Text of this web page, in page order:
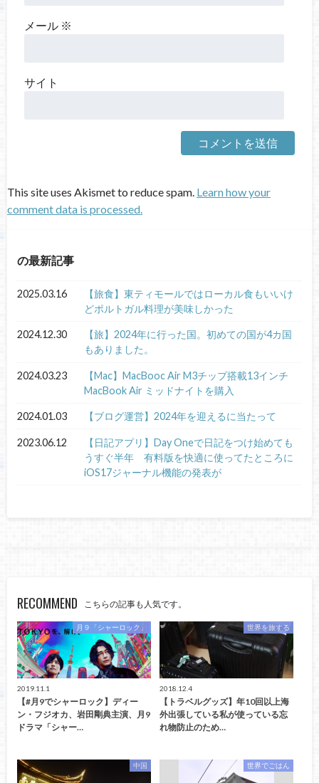
メール ※
サイト
This site uses Akismet to reduce spam. Learn how your
comment data is processed.
の最新記事
2025.03.16
【旅食】東ティモールではローカル食もいいけ
どポルトガル料理が美味しかった
2024.12.30
【旅】2024年に行った国。初めての国が4カ国
もありました。
2024.03.23
【Mac】MacBooc Air M3チップ搭載13インチ
MacBook Air ミッドナイトを購入
2024.01.03 【ブログ運営】2024年を迎えるに当たって
2023.06.12
【日記アプリ】Day Oneで日記をつけ始めても
うすぐ半年 有料版を快適に使ってたところに
iOS17ジャーナル機能の発表が
RECOMMEND こちらの記事も人気です。
月９「シャーロック」
2019.11.1
【#月9でシャーロック】ディー
ン・フジオカ、岩田剛典主演、月9
ドラマ「シャー…
世界を旅する
2018.12.4
【トラベルグッズ】年10回以上海
外出張している私が使っている忘
れ物防止のため…
中国 世界でごはん